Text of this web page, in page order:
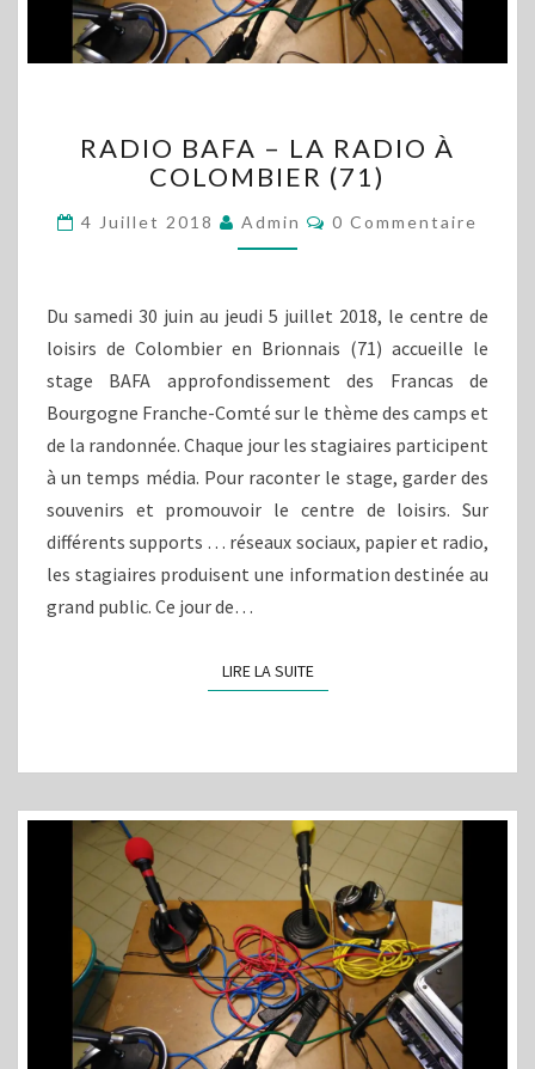
BAFA
–
RADIO
À
(71)
RADIO BAFA – LA RADIO À
COLOMBIER (71)
4 Juillet 2018 Admin Commentaires
0 Commentaire
Du samedi 30 juin au jeudi 5 juillet 2018, le centre de
loisirs de Colombier en Brionnais (71) accueille le
stage BAFA approfondissement des Francas de
Bourgogne Franche-Comté sur le thème des camps et
de la randonnée. Chaque jour les stagiaires participent
à un temps média. Pour raconter le stage, garder des
souvenirs et promouvoir le centre de loisirs. Sur
différents supports … réseaux sociaux, papier et radio,
les stagiaires produisent une information destinée au
grand public. Ce jour de…
LIRE LA SUITELIRE LA SUITE